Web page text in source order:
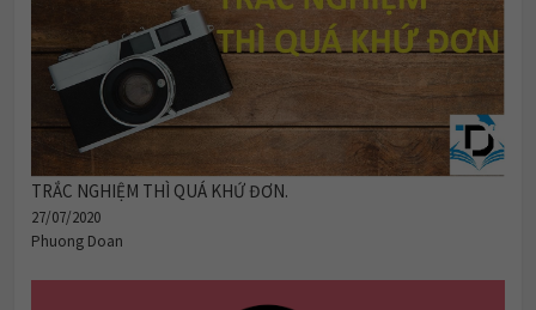
TRẮC NGHIỆM THÌ QUÁ KHỨ ĐƠN.
27/07/2020
Phuong Doan